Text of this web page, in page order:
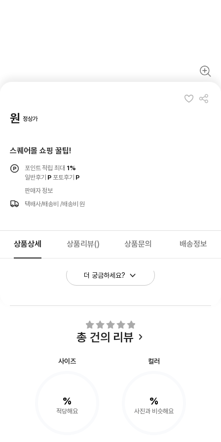
원 정상가
스퀘어몰 쇼핑 꿀팁!
포인트 적립 최대 1%
일반후기 P 포토후기 P
판매자 정보
택배사/배송비 /배송비 원
상품상세 상품리뷰() 상품문의 배송정보
더 궁금하세요?
총 건의 리뷰
사이즈
%
적당해요
컬러
%
사진과 비슷해요